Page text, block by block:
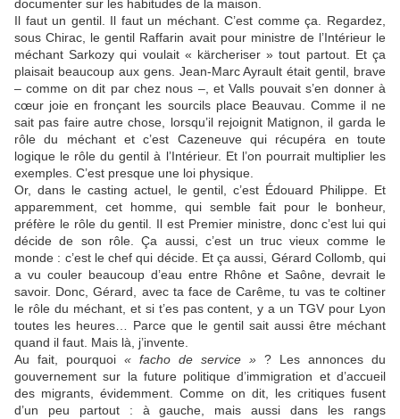
documenter sur les habitudes de la maison.
Il faut un gentil. Il faut un méchant. C’est comme ça. Regardez,
sous Chirac, le gentil Raffarin avait pour ministre de l’Intérieur le
méchant Sarkozy qui voulait « kärcheriser » tout partout. Et ça
plaisait beaucoup aux gens. Jean-Marc Ayrault était gentil, brave
– comme on dit par chez nous –, et Valls pouvait s’en donner à
cœur joie en fronçant les sourcils place Beauvau. Comme il ne
sait pas faire autre chose, lorsqu’il rejoignit Matignon, il garda le
rôle du méchant et c’est Cazeneuve qui récupéra en toute
logique le rôle du gentil à l’Intérieur. Et l’on pourrait multiplier les
exemples. C’est presque une loi physique.
Or, dans le casting actuel, le gentil, c’est Édouard Philippe. Et
apparemment, cet homme, qui semble fait pour le bonheur,
préfère le rôle du gentil. Il est Premier ministre, donc c’est lui qui
décide de son rôle. Ça aussi, c’est un truc vieux comme le
monde : c’est le chef qui décide. Et ça aussi, Gérard Collomb, qui
a vu couler beaucoup d’eau entre Rhône et Saône, devrait le
savoir. Donc, Gérard, avec ta face de Carême, tu vas te coltiner
le rôle du méchant, et si t’es pas content, y a un TGV pour Lyon
toutes les heures… Parce que le gentil sait aussi être méchant
quand il faut. Mais là, j’invente.
Au fait, pourquoi « facho de service » ? Les annonces du
gouvernement sur la future politique d’immigration et d’accueil
des migrants, évidemment. Comme on dit, les critiques fusent
d’un peu partout : à gauche, mais aussi dans les rangs